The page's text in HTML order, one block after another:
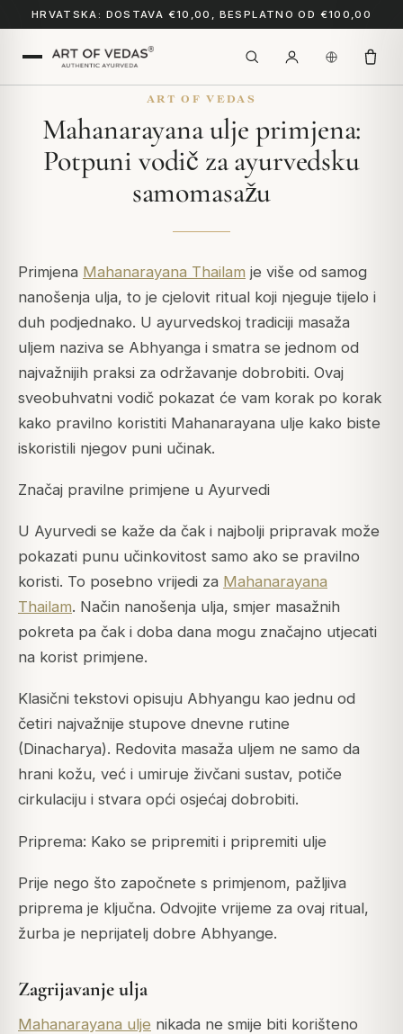
HRVATSKA: DOSTAVA €10,00, BESPLATNO OD €100,00
ART OF VEDAS
Mahanarayana ulje primjena:
Potpuni vodič za ayurvedsku
samomasažu
Primjena Mahanarayana Thailam je više od samog
nanošenja ulja, to je cjelovit ritual koji njeguje tijelo i
duh podjednako. U ayurvedskoj tradiciji masaža
uljem naziva se Abhyanga i smatra se jednom od
najvažnijih praksi za održavanje dobrobiti. Ovaj
sveobuhvatni vodič pokazat će vam korak po korak
kako pravilno koristiti Mahanarayana ulje kako biste
iskoristili njegov puni učinak.
Značaj pravilne primjene u Ayurvedi
U Ayurvedi se kaže da čak i najbolji pripravak može
pokazati punu učinkovitost samo ako se pravilno
koristi. To posebno vrijedi za Mahanarayana
Thailam. Način nanošenja ulja, smjer masažnih
pokreta pa čak i doba dana mogu značajno utjecati
na korist primjene.
Klasični tekstovi opisuju Abhyangu kao jednu od
četiri najvažnije stupove dnevne rutine
(Dinacharya). Redovita masaža uljem ne samo da
hrani kožu, već i umiruje živčani sustav, potiče
cirkulaciju i stvara opći osjećaj dobrobiti.
Priprema: Kako se pripremiti i pripremiti ulje
Prije nego što započnete s primjenom, pažljiva
priprema je ključna. Odvojite vrijeme za ovaj ritual,
žurba je neprijatelj dobre Abhyange.
Zagrijavanje ulja
Mahanarayana ulje nikada ne smije biti korišteno